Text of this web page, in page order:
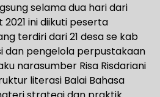
selama dua hari dari
2021 ini diikuti peserta
terdiri dari 21 desa se kab
dan pengelola perpustakaan
narasumber Risa Risdariani
literasi Balai Bahasa